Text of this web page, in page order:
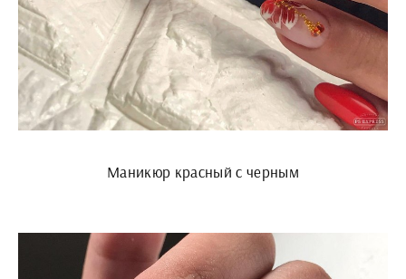
Маникюр красный с черным